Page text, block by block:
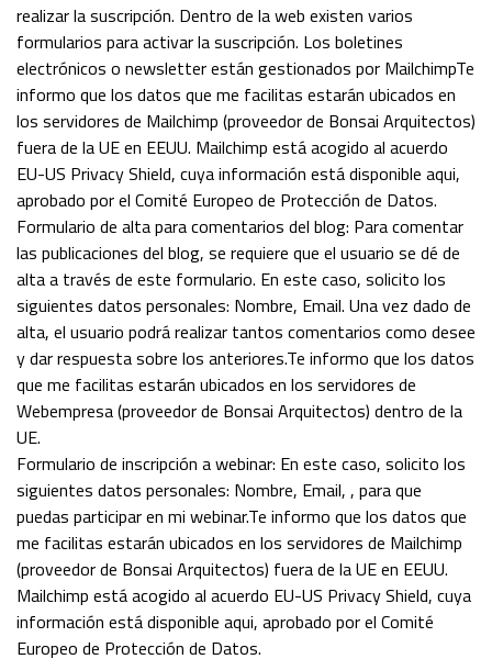
realizar la suscripción. Dentro de la web existen varios
formularios para activar la suscripción. Los boletines
electrónicos o newsletter están gestionados por MailchimpTe
informo que los datos que me facilitas estarán ubicados en
los servidores de Mailchimp (proveedor de Bonsai Arquitectos)
fuera de la UE en EEUU. Mailchimp está acogido al acuerdo
EU-US Privacy Shield, cuya información está disponible aqui,
aprobado por el Comité Europeo de Protección de Datos.
Formulario de alta para comentarios del blog: Para comentar
las publicaciones del blog, se requiere que el usuario se dé de
alta a través de este formulario. En este caso, solicito los
siguientes datos personales: Nombre, Email. Una vez dado de
alta, el usuario podrá realizar tantos comentarios como desee
y dar respuesta sobre los anteriores.Te informo que los datos
que me facilitas estarán ubicados en los servidores de
Webempresa (proveedor de Bonsai Arquitectos) dentro de la
UE.
Formulario de inscripción a webinar: En este caso, solicito los
siguientes datos personales: Nombre, Email, , para que
puedas participar en mi webinar.Te informo que los datos que
me facilitas estarán ubicados en los servidores de Mailchimp
(proveedor de Bonsai Arquitectos) fuera de la UE en EEUU.
Mailchimp está acogido al acuerdo EU-US Privacy Shield, cuya
información está disponible aqui, aprobado por el Comité
Europeo de Protección de Datos.